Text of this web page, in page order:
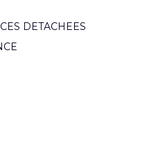
DETACHEES